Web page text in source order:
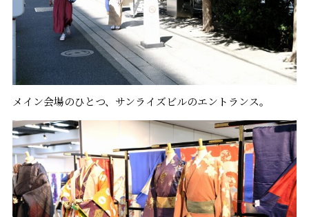
メイン会場のひとつ、サンライズビルのエントランス。